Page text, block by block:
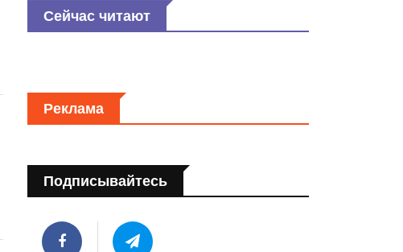
Сейчас читают
Реклама
Подписывайтесь